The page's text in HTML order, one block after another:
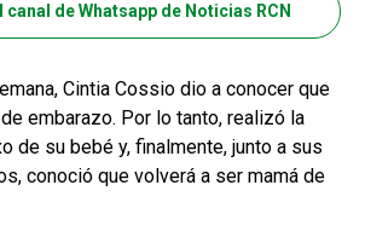
canal de Whatsapp de Noticias RCN
Cintia Cossio dio a conocer que
embarazo. Por lo tanto, realizó la
de su bebé y, finalmente, junto a sus
conoció que volverá a ser mamá de